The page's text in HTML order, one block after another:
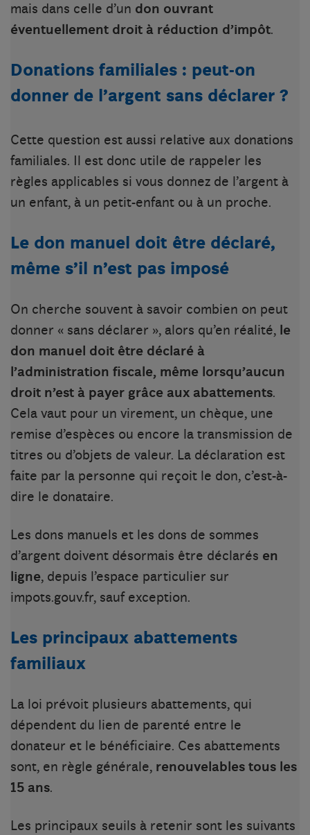
mais dans celle d’un don ouvrant
éventuellement droit à réduction d’impôt.
Donations familiales : peut-on
donner de l’argent sans déclarer ?
Cette question est aussi relative aux donations
familiales. Il est donc utile de rappeler les
règles applicables si vous donnez de l’argent à
un enfant, à un petit-enfant ou à un proche.
Le don manuel doit être déclaré,
même s’il n’est pas imposé
On cherche souvent à savoir combien on peut
donner « sans déclarer », alors qu’en réalité, le
don manuel doit être déclaré à
l’administration fiscale, même lorsqu’aucun
droit n’est à payer grâce aux abattements.
Cela vaut pour un virement, un chèque, une
remise d’espèces ou encore la transmission de
titres ou d’objets de valeur. La déclaration est
faite par la personne qui reçoit le don, c’est-à-
dire le donataire.
Les dons manuels et les dons de sommes
d’argent doivent désormais être déclarés en
ligne, depuis l’espace particulier sur
impots.gouv.fr, sauf exception.
Les principaux abattements
familiaux
La loi prévoit plusieurs abattements, qui
dépendent du lien de parenté entre le
donateur et le bénéficiaire. Ces abattements
sont, en règle générale, renouvelables tous les
15 ans.
Les principaux seuils à retenir sont les suivants